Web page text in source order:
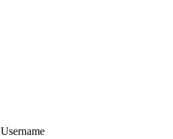
Username